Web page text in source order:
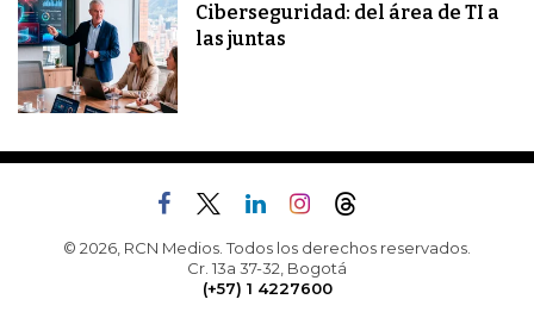
Ciberseguridad: del área de TI a
las juntas
© 2026, RCN Medios. Todos los derechos reservados.
Cr. 13a 37-32, Bogotá
(+57) 1 4227600